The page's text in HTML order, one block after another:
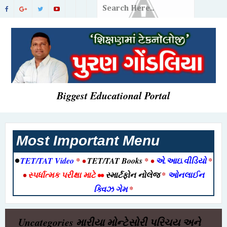
Biggest Educational Portal
Most Important Menu
•TET/TAT Video * •TET/TAT Books * •એ.આઇ.વીડિયો*
•સ્પર્ધાત્મક પરીક્ષા માટે••સ્માર્ટફોન નોલેજ* ઓનલાઈન
ક્વિઝ ગેમ*
Uncategories મારીયા મોન્ટેસોરી પરિચય અને